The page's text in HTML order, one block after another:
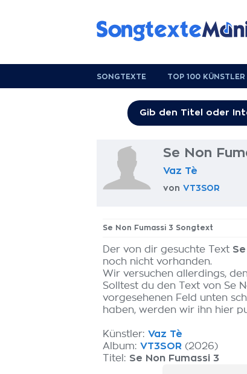
SONGTEXTE TOP 100 KÜNSTLER
Se Non
Vaz Tè
von VT3SOR
Se Non Fumassi 3 Songtext
Der von dir gesuchte Text
noch nicht vorhanden.
Wir versuchen allerdings,
Solltest du den Text von Se
vorgesehenen Feld unten
haben, werden wir ihn hier
Künstler: Vaz Tè
Album: VT3SOR (2026)
Titel: Se Non Fumassi 3